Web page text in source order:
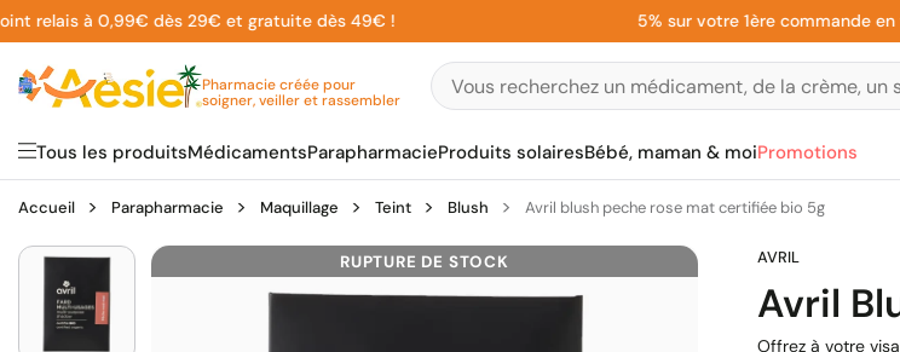
Aller
au
contenu
à 0,99€ dès 29€ et gratuite dès 49€ ! 5% sur votre 1ère commande en
Pharmacie créée pour
soigner, veiller et rassembler
Tous les produitsMédicamentsParapharmacieProduits solairesBébé, maman & moiPromotions
Accueil Parapharmacie Maquillage Teint Blush Avril blush peche rose mat certifiée bio 5g
RUPTURE DE STOCK
Avril
Offrez à votre